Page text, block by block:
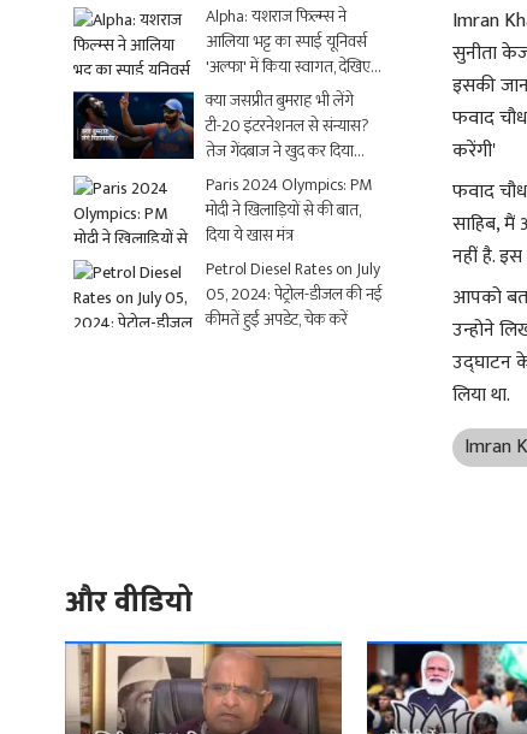
Alpha: यशराज फिल्म्स ने
आलिया भट्ट का स्पाई यूनिवर्स
'अल्फा' में किया स्वागत, देखिए
धमाकेदार Video
क्या जसप्रीत बुमराह भी लेंगे
टी-20 इंटरनेशनल से संन्यास?
तेज गेंदबाज ने खुद कर दिया
क्लियर
Paris 2024 Olympics: PM
मोदी ने खिलाड़ियों से की बात,
दिया ये खास मंत्र
Petrol Diesel Rates on July
05, 2024: पेट्रोल-डीजल की नई
कीमतें हुईं अपडेट, चेक करें
Imran
सुनीता
इसकी
फवाद
करेंगी'
फवाद
साहिब,
नहीं है.
आपको
उन्होने
उद्घाटन
लिया था.
Imran
और वीडियो